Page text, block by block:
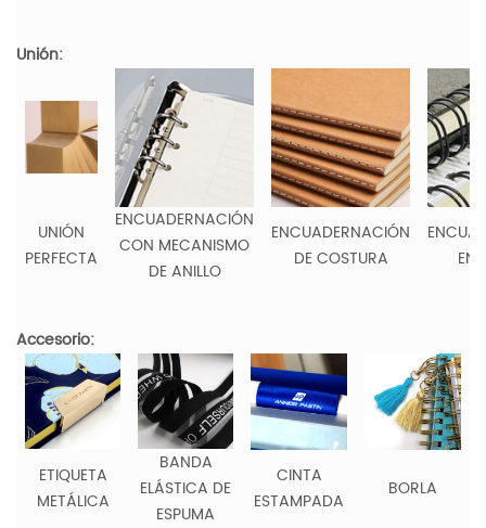
Unión:
UNIÓN
PERFECTA
ENCUADERNACIÓN
CON MECANISMO
DE ANILLO
ENCUADERNACIÓN
DE COSTURA
EN
Accesorio:
ETIQUETA
METÁLICA
BANDA
ELÁSTICA DE
ESPUMA
CINTA
ESTAMPADA
BORLA